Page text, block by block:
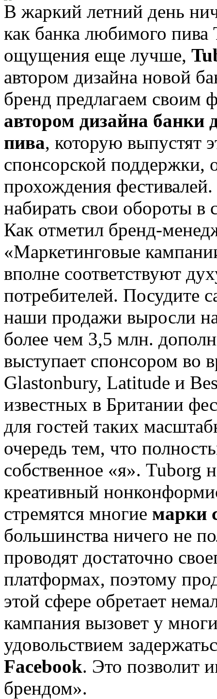
В жаркий летний день
как банка любимого
ощущения еще лучше,
автором дизайна новой
бренд предлагаем своим
автором дизайна банки
пива, которую выпустят
спонсорской поддержки,
прохождения
набирать свои обороты в
Как отметил бренд-
«Маркетинговые
вполне соответствуют
потребителей. Посудите
наши продажи выросли
более чем 3,5 млн.
выступает спонсором во
Glastonbury, Latitude и
известных в Британии
для гостей таких
очередь тем, что
собственное «я». Tuborg
креативный
стремятся многие марки
большинства ничего не
проводят достаточно
платформах, поэтому
этой сфере обретает
кампания вызовет у
удовольствием
Facebook. Это позволит
брендом».